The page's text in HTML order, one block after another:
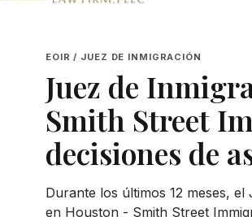
EOIR / JUEZ DE INMIGRACIÓN
Juez de
Smith Street
decisiones de
Durante los últimos 12 meses,
en Houston - Smith Street